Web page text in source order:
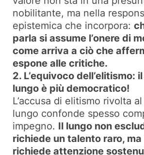
nobilitante, ma nella
epistemica che incorpora:
parla si assume l’onere di
come arriva a ciò che
espone alle critiche.
2. L’equivoco dell’elitismo:
lungo è più democratico!
L’accusa di elitismo rivolta
lungo confonde spesso
impegno. Il lungo non
richiede un talento raro,
richiede attenzione